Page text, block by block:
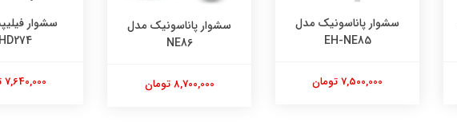
سشوار پاناسونیک مدل
NE86
8,700,000 تومان
سشوار فیلیپس مدل
BHD274
7,640,000 تومان
ساندویچ ساز
مدل TS4130
10,400,000 تومان